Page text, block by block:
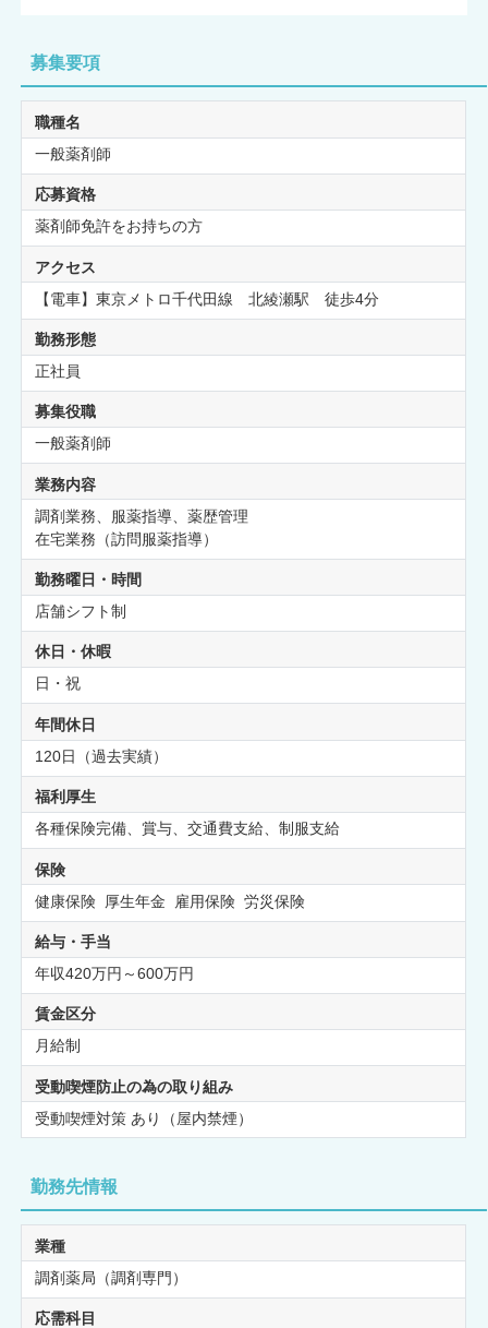
募集要項
職種名
一般薬剤師
応募資格
薬剤師免許をお持ちの方
アクセス
【電車】東京メトロ千代田線 北綾瀬駅 徒歩4分
勤務形態
正社員
募集役職
一般薬剤師
業務内容
調剤業務、服薬指導、薬歴管理
在宅業務（訪問服薬指導）
勤務曜日・時間
店舗シフト制
休日・休暇
日・祝
年間休日
120日（過去実績）
福利厚生
各種保険完備、賞与、交通費支給、制服支給
保険
健康保険 厚生年金 雇用保険 労災保険
給与・手当
年収420万円～600万円
賃金区分
月給制
受動喫煙防止の為の取り組み
受動喫煙対策 あり（屋内禁煙）
勤務先情報
業種
調剤薬局（調剤専門）
応需科目